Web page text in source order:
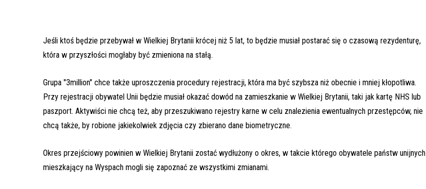
Jeśli ktoś będzie przebywał w Wielkiej Brytanii krócej niż 5 lat, to będzie musiał postarać się o czasową rezydenturę,
która w przyszłości mogłaby być zmieniona na stałą.
Grupa "3million" chce także uproszczenia procedury rejestracji, która ma być szybsza niż obecnie i mniej kłopotliwa.
Przy rejestracji obywatel Unii będzie musiał okazać dowód na zamieszkanie w Wielkiej Brytanii, taki jak kartę NHS lub
paszport. Aktywiści nie chcą też, aby przeszukiwano rejestry karne w celu znalezienia ewentualnych przestępców, nie
chcą także, by robione jakiekolwiek zdjęcia czy zbierano dane biometryczne.
Okres przejściowy powinien w Wielkiej Brytanii zostać wydłużony o okres, w takcie którego obywatele państw unijnych
mieszkający na Wyspach mogli się zapoznać ze wszystkimi zmianami.